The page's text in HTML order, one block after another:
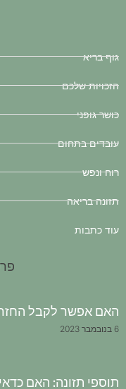
גוף בריא
הזכויות שלכם
כושר גופני
עובדים בתחום
רוח ונפש
תזונה בריאה
עוד כתבות
האם אפשר לקבל החזר
6 בנובמבר 2023
תוספי תזונה: האם